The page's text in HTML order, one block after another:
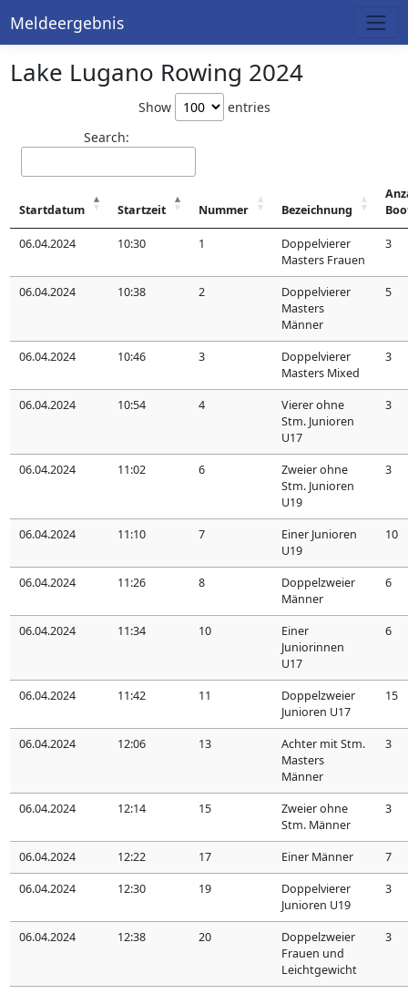
Meldeergebnis
Lake Lugano Rowing 2024
Show
entries
Search:
Startdatum Startzeit Nummer Bezeichnung
06.04.2024 10:30 1
Doppelvierer
Masters Frauen
3
06.04.2024 10:38 2
Doppelvierer
Masters
Männer
5
06.04.2024 10:46 3
Doppelvierer
Masters Mixed
3
06.04.2024 10:54 4
Vierer ohne
Stm. Junioren
U17
3
06.04.2024 11:02 6
Zweier ohne
Stm. Junioren
U19
3
06.04.2024 11:10 7
Einer Junioren
U19
10
06.04.2024 11:26 8
Doppelzweier
Männer
6
06.04.2024 11:34 10
Einer
Juniorinnen
U17
6
06.04.2024 11:42 11
Doppelzweier
Junioren U17
15
06.04.2024 12:06 13
Achter mit Stm.
Masters
Männer
3
06.04.2024 12:14 15
Zweier ohne
Stm. Männer
3
06.04.2024 12:22 17 Einer Männer 7
06.04.2024 12:30 19
Doppelvierer
Junioren U19
3
06.04.2024 12:38 20
Doppelzweier
Frauen und
Leichtgewicht
3